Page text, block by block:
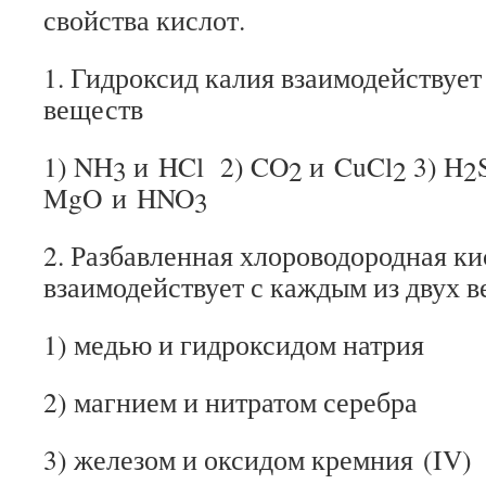
свойства кислот.
1. Гидроксид калия
веществ
1) NH3 и HCl 2) CO2 и CuCl2 3) H2
MgO и HNO3
2. Разбавленная хлороводородная
взаимодействует с каждым из двух
1) медью и гидроксидом натрия
2) магнием и нитратом серебра
3) железом и оксидом кремния (IV)